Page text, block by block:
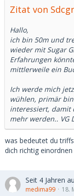
Zitat von
Hallo,
ich bin 50m und
wieder mit Sugar
Erfahrungen
mittlerweile ein
Ich werde mich
wühlen, primär
interessiert, damit
mehr werden.. VG
was bedeutet du
dich richtig einordnen
Seit 4 Jahren
medima99 18.